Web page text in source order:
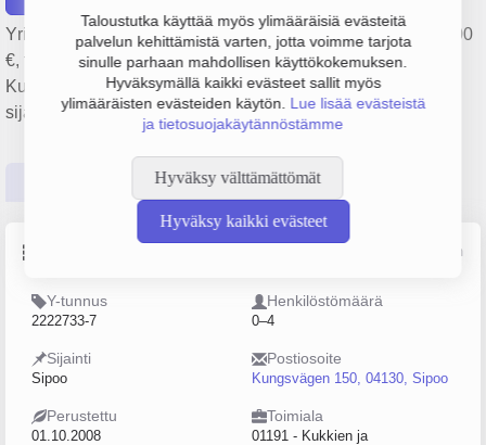
Taloustutka käyttää myös ylimääräisiä evästeitä
palvelun kehittämistä varten, jotta voimme tarjota
sinulle parhaan mahdollisen käyttökokemuksen.
Hyväksymällä kaikki evästeet sallit myös
ylimääräisten evästeiden käytön. Lue lisää evästeistä
ja tietosuojakäytännöstämme
Hyväksy välttämättömät
Hyväksy kaikki evästeet
Yrityksen Kukkatarha Skogberg Oy Ab liikevaihto on 257 000
€, tulos 58 000 € ja henkilöstömäärä 3. Sen päätoimiala on
Kukkien ja koristekasvien viljely, perustamisvuosi 2008 ja
sijainti Sipoo. Yrityksen yhtiömuoto Osakeyhtiö (OY).
Tilinpäätösluvut Päättäjätiedot
Lähde: YTJ, PRH, Traficom
Y-tunnus
2222733-7
Henkilöstömäärä
0–4
Sijainti
Sipoo
Postiosoite
Kungsvägen 150, 04130, Sipoo
Perustettu
01.10.2008
Toimiala
01191 - Kukkien ja